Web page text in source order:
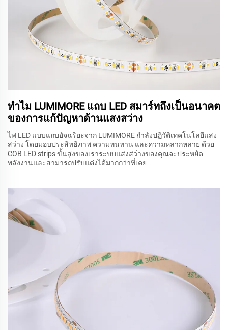
ทำไม LUMIMORE แถบ LED สมาร์ทถึงเป็นอนาคต
ของการแก้ปัญหาด้านแสงสว่าง
ไฟ LED แบบแถบอัจฉริยะจาก LUMIMORE กำลังปฏิวัติเทคโนโลยีแสง
สว่าง โดยมอบประสิทธิภาพ ความทนทาน และความหลากหลาย ด้วย
COB LED strips ขั้นสูงของเราระบบแสงสว่างของคุณจะประหยัด
พลังงานและสามารถปรับแต่งได้มากกว่าที่เคย